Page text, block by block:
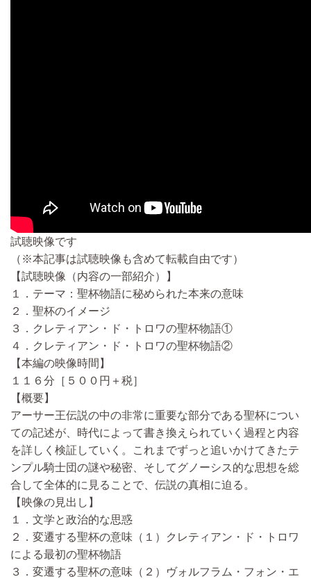
試聴映像です
（※本記事は試聴映像も含めて転載自由です）
【試聴映像（内容の一部紹介）】
１．テーマ：聖杯物語に秘められた本来の意味
２．聖杯のイメージ
３．クレティアン・ド・トロワの聖杯物語①
４．クレティアン・ド・トロワの聖杯物語②
【本編の映像時間】
１１６分［５００円＋税］
【概要】
アーサー王伝説の中の非常に重要な部分である聖杯につい
ての記述が、時代によって書き換えられていく過程と内容
を詳しく検証していく。これまでずっと追いかけてきたテ
ンプル騎士団の謎や秘密、そしてグノーシス的な思想を総
合して全体的に見ることで、伝説の真相に迫る。
【映像の見出し】
１．文学と政治的な思惑
２．変遷する聖杯の意味（１）クレティアン・ド・トロワ
による最初の聖杯物語
３．変遷する聖杯の意味（２）ヴォルフラム・フォン・エ